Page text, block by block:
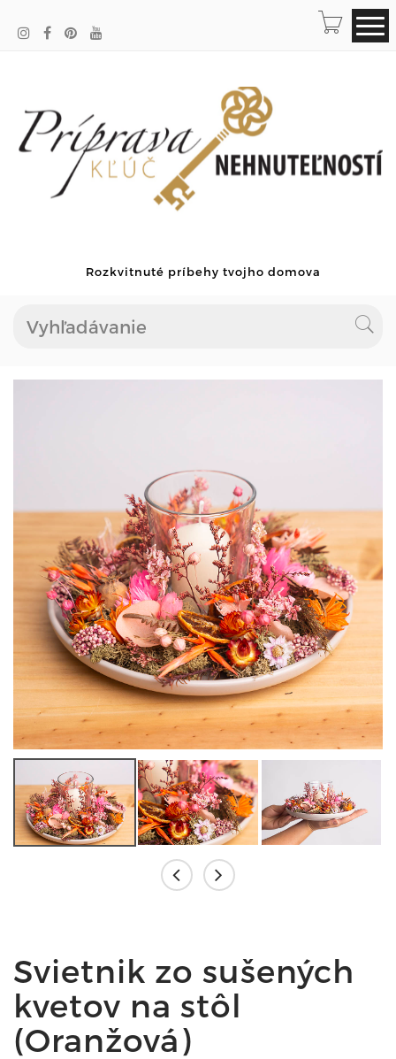
Rozkvitnuté príbehy tvojho domova
Svietnik zo sušených
kvetov na stôl
(Oranžová)